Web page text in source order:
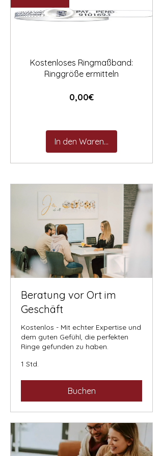
Kostenloses Ringmaßband:
Ringgröße ermitteln
0,00€Preis
In den Warenkorb
Beratung vor Ort im
Geschäft
Kostenlos - Mit echter Expertise und
dem guten Gefühl, die perfekten
Ringe gefunden zu haben.
1 Std.
Buchen